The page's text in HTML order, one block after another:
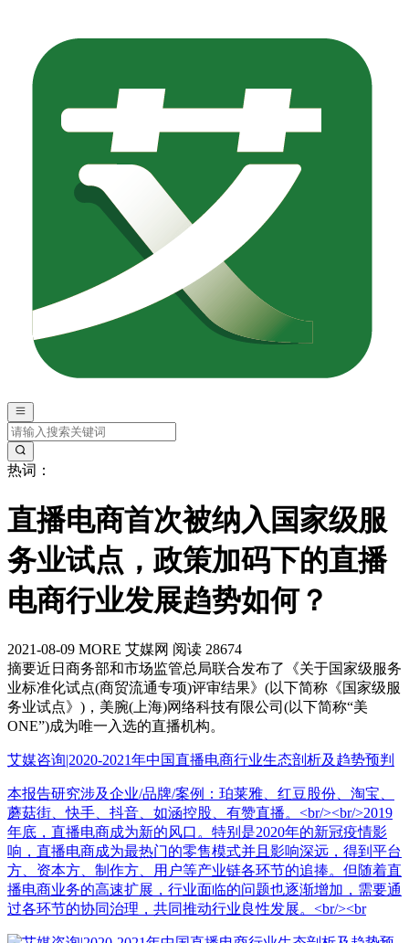
热词：
直播电商首次被纳入国家级服
务业试点，政策加码下的直播
电商行业发展趋势如何？
2021-08-09 MORE 艾媒网 阅读 28674
摘要近日商务部和市场监管总局联合发布了《关于国家级服务
业标准化试点(商贸流通专项)评审结果》(以下简称《国家级服
务业试点》)，美腕(上海)网络科技有限公司(以下简称“美
ONE”)成为唯一入选的直播机构。
艾媒咨询|2020-2021年中国直播电商行业生态剖析及趋势预判
本报告研究涉及企业/品牌/案例：珀莱雅、红豆股份、淘宝、
蘑菇街、快手、抖音、如涵控股、有赞直播。<br/><br/>2019
年底，直播电商成为新的风口。特别是2020年的新冠疫情影
响，直播电商成为最热门的零售模式并且影响深远，得到平台
方、资本方、制作方、用户等产业链各环节的追捧。但随着直
播电商业务的高速扩展，行业面临的问题也逐渐增加，需要通
过各环节的协同治理，共同推动行业良性发展。<br/><br